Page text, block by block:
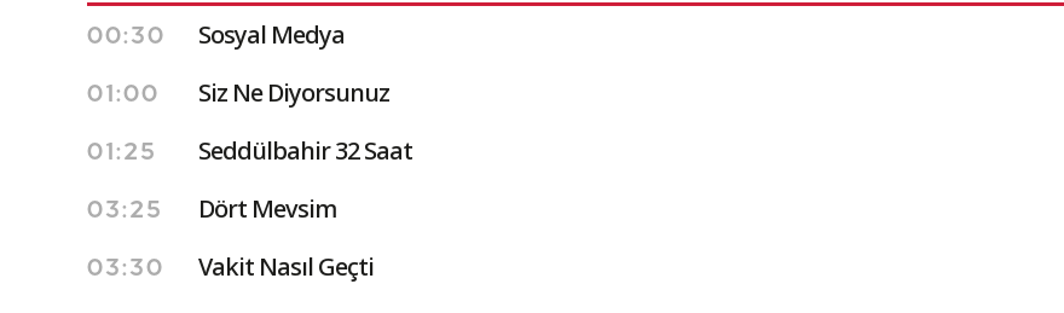
00:30 Sosyal Medya
01:00 Siz Ne Diyorsunuz
01:25 Seddülbahir 32 Saat
03:25 Dört Mevsim
03:30 Vakit Nasıl Geçti